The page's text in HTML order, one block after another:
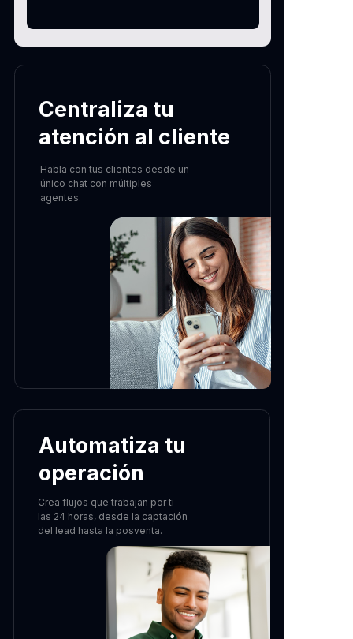
Automatiza tu
operación
Crea flujos que trabajan por ti
las 24 horas, desde la captación
del lead hasta la posventa.
Centraliza tu
atención al cliente
Habla con tus clientes desde un
único chat con múltiples
agentes.